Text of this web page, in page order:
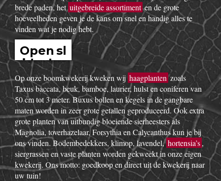
brede paden, hetuitgebreide assortimenten de grote
hoeveelheden geven je de kans om snel en handig alles te
vinden wat je nodig hebt.
Open sl
idesho
w
Op onze boomkwekerij kweken wij haagplantenzoals
Taxus baccata, beuk, bamboe, laurier, hulst en coniferen van
50 cm tot 3 meter. Buxus bollen en kegels in de gangbare
maten worden in zeer grote getallen geproduceerd. Ook extra
grote planten van uitbundig bloeiende sierheesters als
Magnolia, toverhazelaar, Forsythia en Calycanthus kun je bij
ons vinden. Bodembedekkers, klimop, lavendel,hortensia’s,
siergrassen en vaste planten worden gekweekt in onze eigen
kwekerij. Ons motto: goedkoop en direct uit de kwekerij naar
uw tuin!